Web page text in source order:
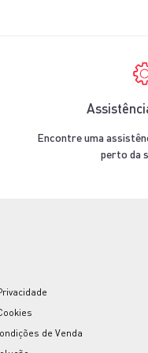
Encontre uma
perto da
de Venda